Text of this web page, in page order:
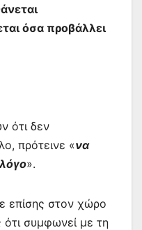
όσα προβάλλει
ότι δεν
πρότεινε «να
».
επίσης στον χώρο
ότι συμφωνεί με τη